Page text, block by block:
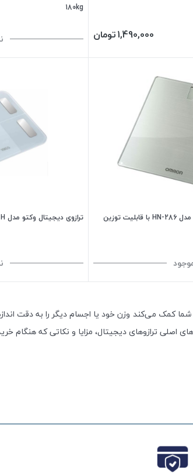
1,490,000تومان
180kg
ترازو دیجتالی امرون OMRON مدل HN-286 با قابلیت توزین
ترازوی دیجیتال وکتو مدل EB1614 H
کمک می‌کند وزن خود یا اجسام دیگر را به دقت
اصلی ترازوهای دیجیتال، مزایا و نکاتی که هنگام